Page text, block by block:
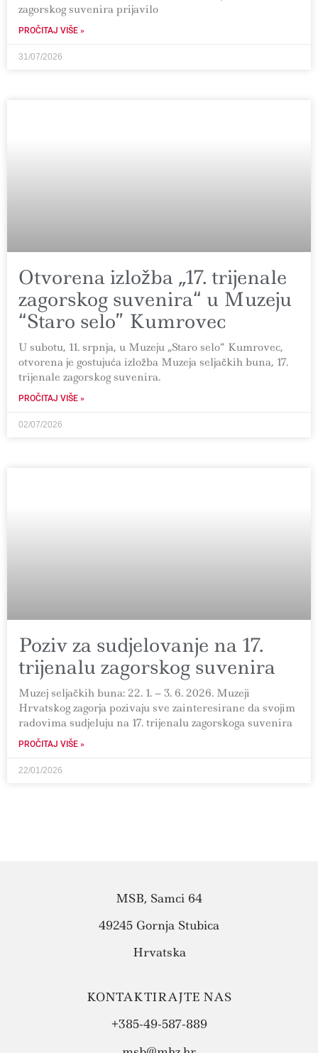
zagorskog suvenira prijavilo
PROČITAJ VIŠE »
31/07/2026
Otvorena izložba „17. trijenale
zagorskog suvenira“ u Muzeju
“Staro selo” Kumrovec
U subotu, 11. srpnja, u Muzeju „Staro selo“ Kumrovec,
otvorena je gostujuća izložba Muzeja seljačkih buna, 17.
trijenale zagorskog suvenira.
PROČITAJ VIŠE »
02/07/2026
Poziv za sudjelovanje na 17.
trijenalu zagorskog suvenira
Muzej seljačkih buna: 22. 1. – 3. 6. 2026. Muzeji
Hrvatskog zagorja pozivaju sve zainteresirane da svojim
radovima sudjeluju na 17. trijenalu zagorskoga suvenira
PROČITAJ VIŠE »
22/01/2026
MSB, Samci 64
49245 Gornja Stubica
Hrvatska
KONTAKTIRAJTE NAS
+385-49-587-889